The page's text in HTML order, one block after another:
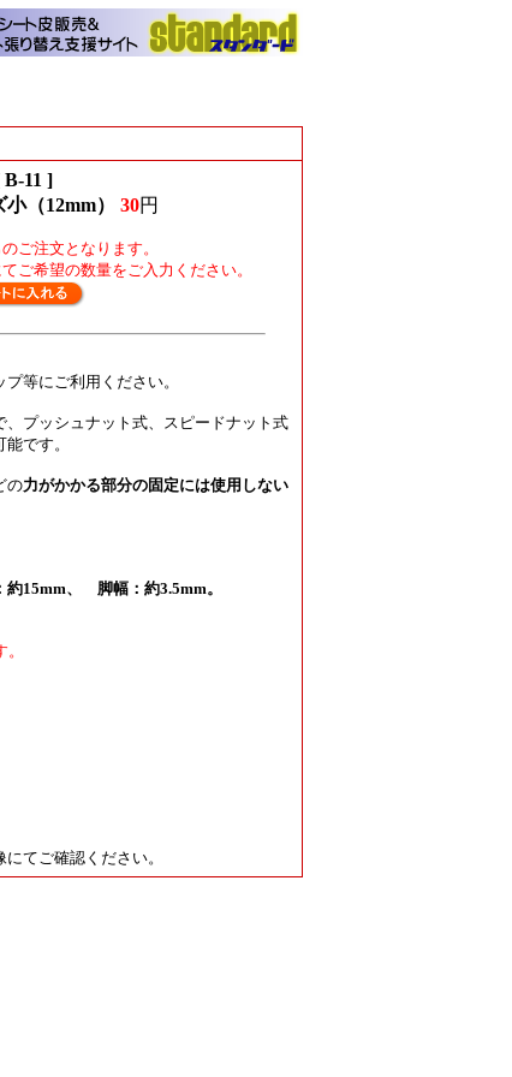
B-11 ]
（12mm） 30円
ご注文となります。
ご希望の数量をご入力ください。
等にご利用ください。
プッシュナット式、スピードナット式
です。
の力がかかる部分の固定には使用しない
15mm、 脚幅：約3.5mm。
てご確認ください。